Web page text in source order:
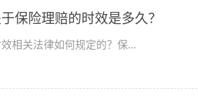
保险理赔的时效是多久？
相关法律如何规定的？保...